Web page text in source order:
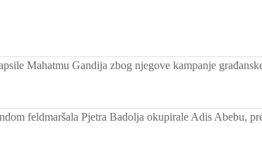
Mahatmu Gandija zbog njegove kampanje
feldmaršala Pjetra Badolja okupirale Adis Abebu,